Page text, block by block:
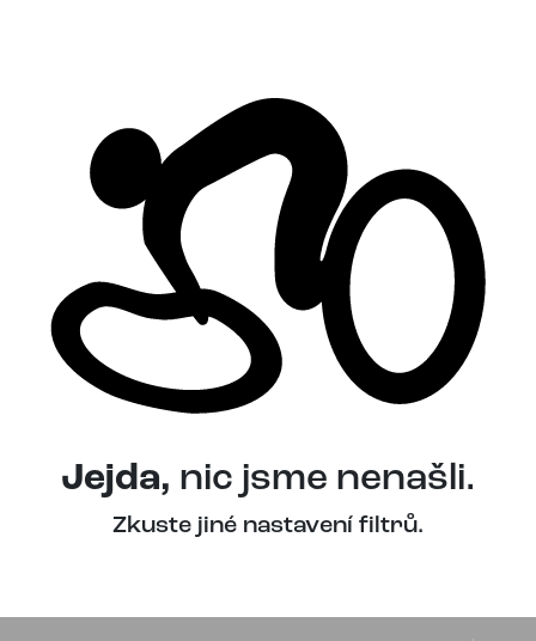
Jejda, nic jsme nenašli.
Zkuste jiné nastavení filtrů.